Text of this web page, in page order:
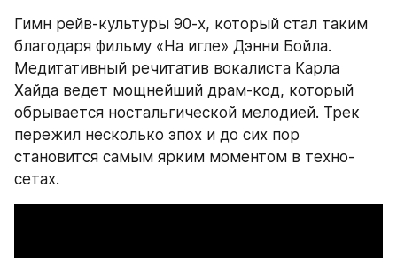
Гимн рейв-культуры 90-х, который стал таким
благодаря фильму «На игле» Дэнни Бойла.
Медитативный речитатив вокалиста Карла
Хайда ведет мощнейший драм-код, который
обрывается ностальгической мелодией. Трек
пережил несколько эпох и до сих пор
становится самым ярким моментом в техно-
сетах.